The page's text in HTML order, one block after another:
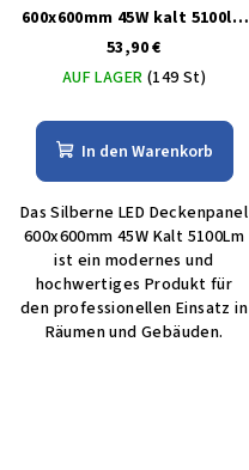
600x600mm 45W kalt 5100lm
IP44
53,90 €
AUF LAGER (149 St)
In den Warenkorb
Das Silberne LED Deckenpanel
600x600mm 45W Kalt 5100Lm
ist ein modernes und
hochwertiges Produkt für
den professionellen Einsatz in
Räumen und Gebäuden.